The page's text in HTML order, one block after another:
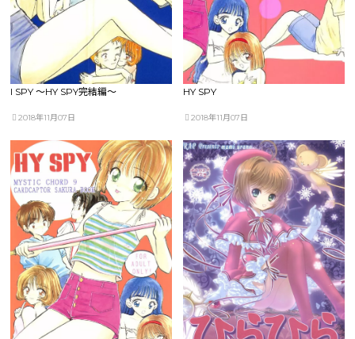
I SPY ～HY SPY完結編～
2018年11月07日
HY SPY
2018年11月07日